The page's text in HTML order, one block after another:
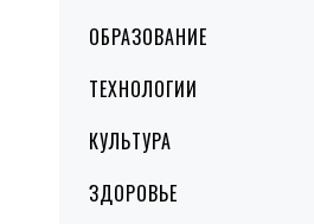
ОБРАЗОВАНИЕ
ТЕХНОЛОГИИ
КУЛЬТУРА
ЗДОРОВЬЕ